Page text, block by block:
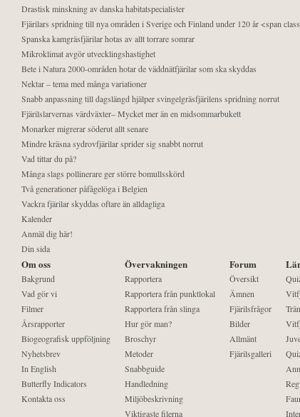
Drastisk minskning av danska habitatspecialister
Fjärilars spridning till nya områden i Sverige och Finland under 120 år <span
Spanska kamgräsfjärilar hotas av allt torrare somrar
Mikroklimat avgör utvecklingshastighet
Bete i Natura 2000-områden hotar de väddnätfjärilar som ska skyddas
Nektar – tema med många variationer
Snabb anpassning till dagslängd hjälper svingelgräsfjärilens spridning norrut
Fjärilslarvernas värdväxter– Mycket mer än en midsommarbukett
Monarker migrerar söderut allt senare
Mindre kräsna sydrovfjärilar sprider sig snabbt norrut
Vad tittar du på?
Många slags pollinerare ger större bomullsskörd
Två generationer påfågelöga i Belgien
Vackra fjärilar skyddas oftare än alldagliga
Kalender
Anmäl dig här!
Din sida
Om oss
Bakgrund
Vad gör vi
Filmer
Årsrapporter
Biogeografisk uppföljning
Nyhetsbrev
In English
Butterfly Indicators
Kontakta oss
Övervakningen
Rapportera
Rapportera från punktlokal
Rapportera från slinga
Hur gör man?
Broschyr
Metoder
Snabbguide
Handledning
Miljöbeskrivning
Viktigaste filerna
Forum
Översikt
Ämnen
Fjärilsfrågor
Bilder
Allmänt
Fjärilsgalleri